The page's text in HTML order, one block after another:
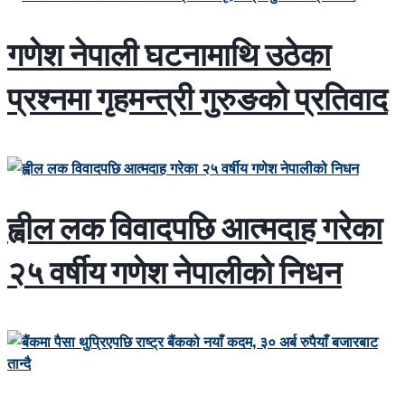
गणेश नेपाली घटनामाथि उठेका
प्रश्नमा गृहमन्त्री गुरुङको प्रतिवाद
ह्वील लक विवादपछि आत्मदाह गरेका
२५ वर्षीय गणेश नेपालीको निधन